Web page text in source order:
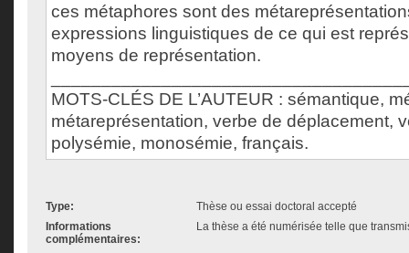
ces métaphores sont des
expressions linguistiques de ce qui est
moyens de représentation.
MOTS-CLÉS DE L’AUTEUR : sémantique,
métareprésentation, verbe de déplacement,
polysémie, monosémie, français.
Type:
Thèse ou essai doctoral accepté
Informations
complémentaires:
La thèse a été numérisée telle que